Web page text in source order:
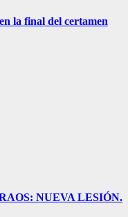
la final del certamen
NUEVA LESIÓN.